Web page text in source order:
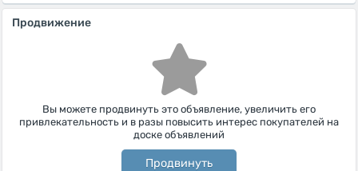
Продвижение
Вы можете продвинуть это объявление, увеличить его
привлекательность и в разы повысить интерес покупателей на
доске объявлений
Продвинуть